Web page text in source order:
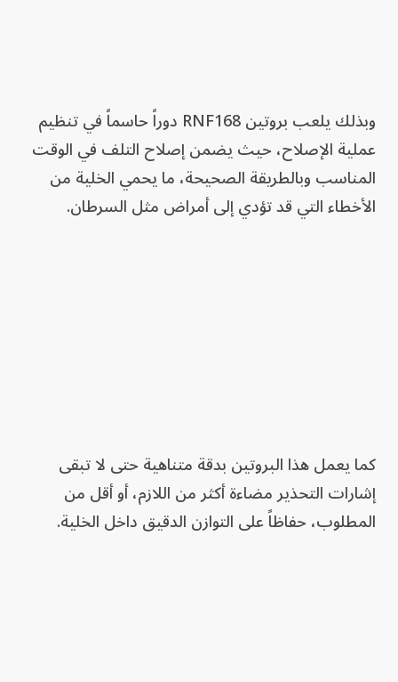
وبذلك يلعب بروتين RNF168 دوراً حاسماً في تنظيم
عملية الإصلاح، حيث يضمن إصلاح التلف في الوقت
المناسب وبالطريقة الصحيحة، ما يحمي الخلية من
الأخطاء التي قد تؤدي إلى أمراض مثل السرطان.
كما يعمل هذا البروتين بدقة متناهية حتى لا تبقى
إشارات التحذير مضاءة أكثر من اللازم، أو أقل من
المطلوب، حفاظاً على التوازن الدقيق داخل الخلية.